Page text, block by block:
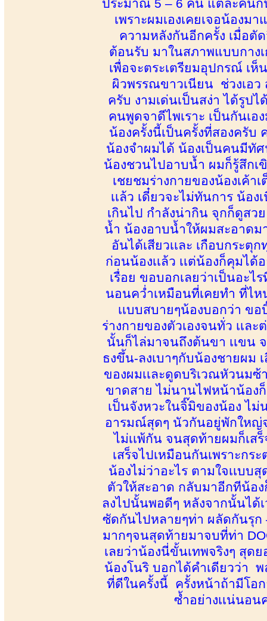
ประมาณ 5 – 6 คน แต่ละคน
เพราะผมเองเคยเจอน้อง
ความหลังกันอีกครั้ง เมื่อตั
ต้อนรับ มาในสภาพแบบกาง
เพื่อจะตระเตรียมอุปกรณ์ เ
ผิวพรรณขาวเนียน ช่วงเอว
ครับ งามเด่นเป็นสง่า ได้รูป
คนพูดจาดีไพเราะ เป็นกันเอ
น้องครั้งนี้เป็นครั้งที่สองครับ
น้องจำผมได้ น้องเป็นคนมีทั
น้องชวนไปอาบน้ำ ผมก็รู้สึกเ
เชยชมร่างกายของน้องเค้า
เเล้ว เดี๋ยวจะไม่ทันการ น้อ
เกินไป กำลังน่ากิน จุกก็ดูสว
น้ำ น้องอาบน้ำให้ผมสะอาดม
อันได้เสียวเเละ เกือบกระตุ
ก่อนน้องเเล้ว เเต่น้องก็คุมไ
เรื่อย ขอบอกเลยว่าเป็นอะไ
นอนคว่ำเหมือนที่เคยทำ ที่ไห
เเบบสบายๆน้องบอกว่า ข
ร่างกายของตัวเองจนทั่ว เเ
นั้นก็ไล่มาจนถึงต้นขา เเขน
ธงขึ้น-ลงเบาๆกับน้องชายผม
ของผมเเละดูดบริเวณหัวนม
ขาดสาย ไม่นานไฟหน้าน้องก็
เป็นจังหวะในจิ๊มิของน้อง ไม่
อารมณ์สุดๆ นัวกันอยู่พักใหญ่จ
ไม่เเพ้กัน จนสุดท้ายผมก็เส
เสร็จไปเหมือนกันเพราะกร
น้องไม่ว่าอะไร ตามใจเเบบ
ตัวให้สะอาด กลับมาอีกทีน้อ
ลงไปนั้นพอดีๆ หลังจากนั้นได้
ซัดกันไปหลายๆท่า ผลัดกันรุก
มากๆจนสุดท้ายมาจบที่ท่า
เลยว่าน้องนี่ขั้นเทพจริงๆ สุด
น้องโนริ บอกได้คำเดียวว่า
ที่ดีในครั้งนี้ ครั้งหน้าถ้ามีโอ
ซ้ำอย่างเเน่นอ